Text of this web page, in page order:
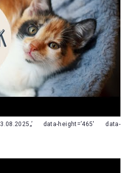
data-height=’465′ data-